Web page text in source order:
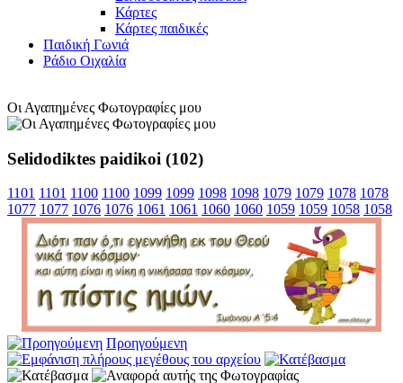
Κάρτες
Κάρτες παιδικές
Παιδική Γωνιά
Ράδιο Οιχαλία
Οι Αγαπημένες Φωτογραφίες μου
Selidodiktes paidikoi (102)
1101 1101 1100 1100 1099 1099 1098 1098 1079 1079 1078 1078
1077 1077 1076 1076 1061 1061 1060 1060 1059 1059 1058 1058
Προηγούμενη